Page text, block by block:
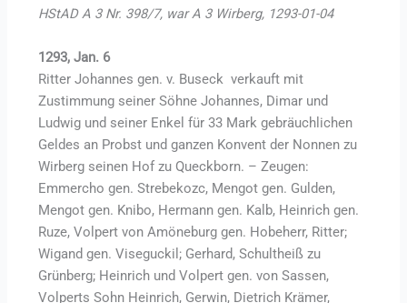
HStAD A 3 Nr. 398/7, war A 3 Wirberg, 1293-01-04
1293, Jan. 6
Ritter Johannes gen. v. Buseck verkauft mit
Zustimmung seiner Söhne Johannes, Dimar und
Ludwig und seiner Enkel für 33 Mark gebräuchlichen
Geldes an Probst und ganzen Konvent der Nonnen zu
Wirberg seinen Hof zu Queckborn. – Zeugen:
Emmercho gen. Strebekozc, Mengot gen. Gulden,
Mengot gen. Knibo, Hermann gen. Kalb, Heinrich gen.
Ruze, Volpert von Amöneburg gen. Hobeherr, Ritter;
Wigand gen. Viseguckil; Gerhard, Schultheiß zu
Grünberg; Heinrich und Volpert gen. von Sassen,
Volperts Sohn Heinrich, Gerwin, Dietrich Krämer,